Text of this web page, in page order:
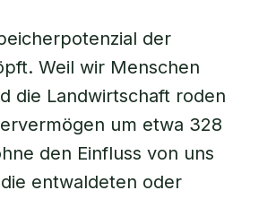
der
Weil wir Menschen
die Landwirtschaft roden
um etwa 328
den Einfluss von uns
entwaldeten oder